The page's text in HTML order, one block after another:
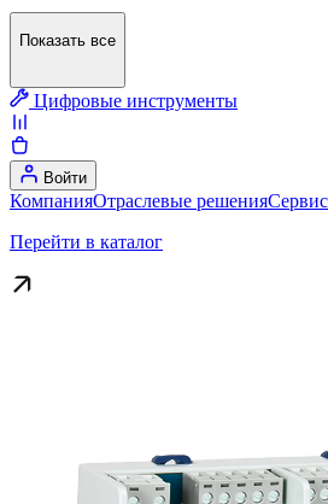
Показать все
Цифровые инструменты
Войти
КомпанияОтраслевые решения
Перейти в каталог